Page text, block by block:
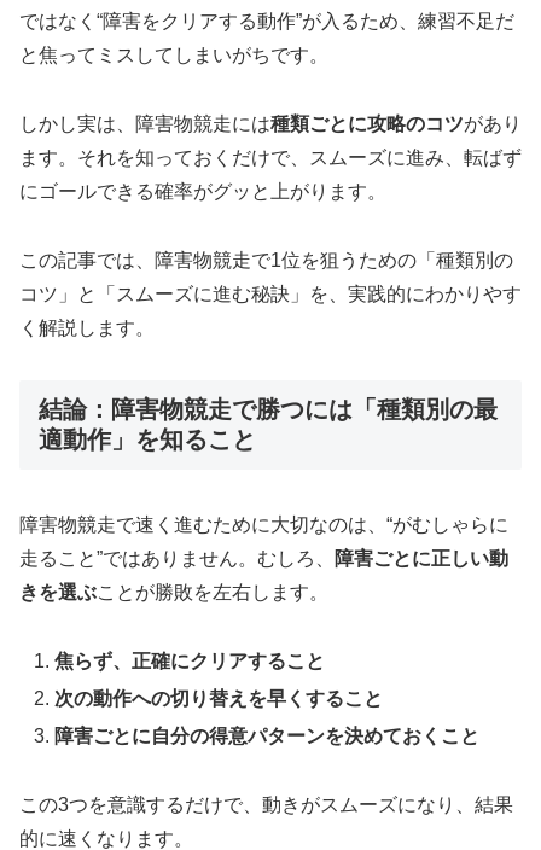
ではなく“障害をクリアする動作”が入るため、練習不足だ
と焦ってミスしてしまいがちです。
しかし実は、障害物競走には種類ごとに攻略のコツがあり
ます。それを知っておくだけで、スムーズに進み、転ばず
にゴールできる確率がグッと上がります。
この記事では、障害物競走で1位を狙うための「種類別の
コツ」と「スムーズに進む秘訣」を、実践的にわかりやす
く解説します。
結論：障害物競走で勝つには「種類別の最
適動作」を知ること
障害物競走で速く進むために大切なのは、“がむしゃらに
走ること”ではありません。むしろ、
障害ごとに正しい動
きを選ぶことが勝敗を左右します。
焦らず、正確にクリアすること
次の動作への切り替えを早くすること
障害ごとに自分の得意パターンを決めておくこと
この3つを意識するだけで、動きがスムーズになり、結果
的に速くなります。